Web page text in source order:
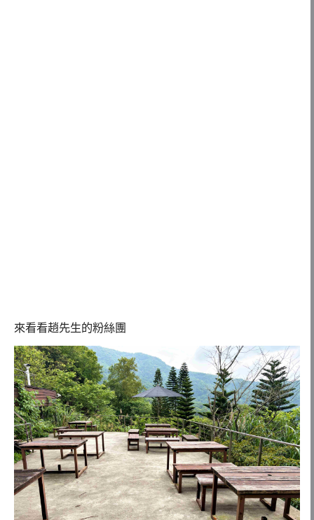
來看看趙先生的粉絲團